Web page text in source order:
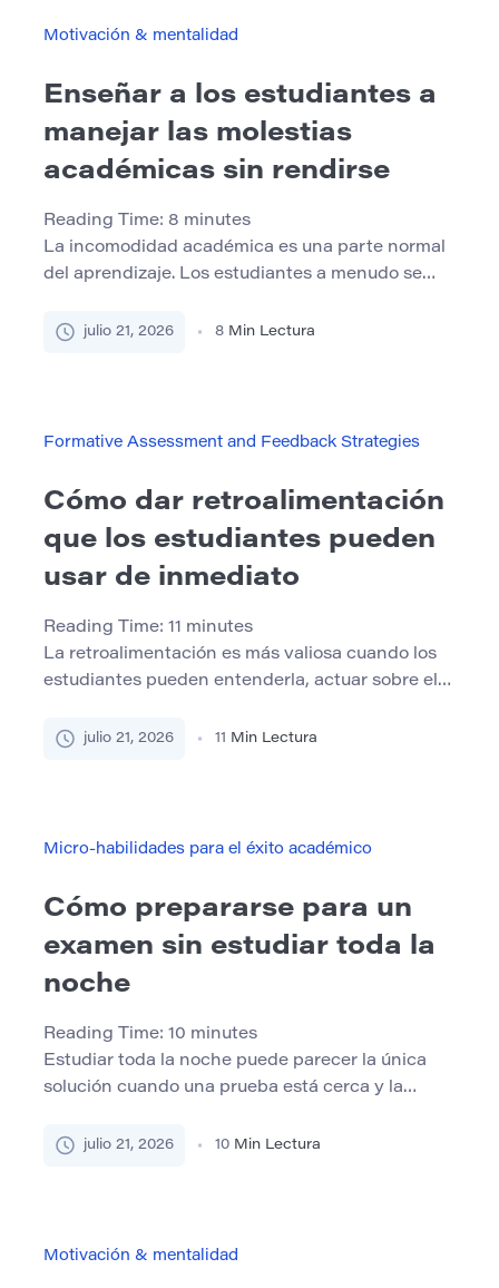
Motivación & mentalidad
Enseñar a los estudiantes a
manejar las molestias
académicas sin rendirse
Reading Time: 8 minutes
La incomodidad académica es una parte normal
del aprendizaje. Los estudiantes a menudo se
confusos o frustrantes. Pueden tener problemas
momentos pueden parecer desalentadores, pero
julio 21, 2026 8 Min Lectura
Formative Assessment and Feedback Strategies
Cómo dar retroalimentación
que los estudiantes pueden
usar de inmediato
Reading Time: 11 minutes
La retroalimentación es más valiosa cuando los
estudiantes pueden entenderla, actuar sobre ella
puede ser exacto, pero no es útil si el estudiante
la aprobación o la decepción. No explican […]
julio 21, 2026 11 Min Lectura
Micro-habilidades para el éxito académico
Cómo prepararse para un
examen sin estudiar toda la
noche
Reading Time: 10 minutes
Estudiar toda la noche puede parecer la única
solución cuando una prueba está cerca y la
estudiantes pueden permanecer despiertos
estudio no siempre significa más aprendizaje. A
julio 21, 2026 10 Min Lectura
Motivación & mentalidad